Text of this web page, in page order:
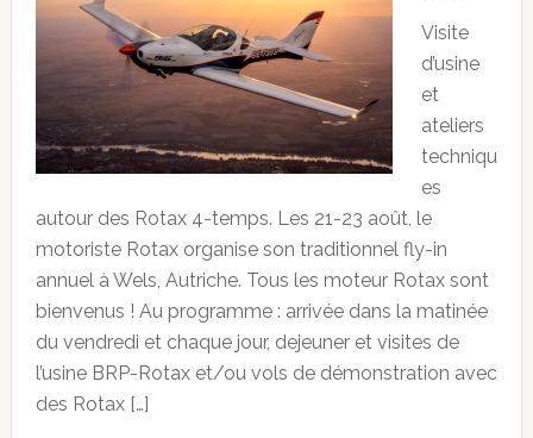
Visite
d’usine
et
ateliers
techniqu
es
autour des Rotax 4-temps. Les 21-23 août, le
motoriste Rotax organise son traditionnel fly-in
annuel à Wels, Autriche. Tous les moteur Rotax sont
bienvenus ! Au programme : arrivée dans la matinée
du vendredi et chaque jour, dejeuner et visites de
l’usine BRP-Rotax et/ou vols de démonstration avec
des Rotax […]